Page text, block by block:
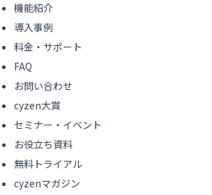
機能紹介
導入事例
料金・サポート
FAQ
お問い合わせ
cyzen大賞
セミナー・イベント
お役立ち資料
無料トライアル
cyzenマガジン